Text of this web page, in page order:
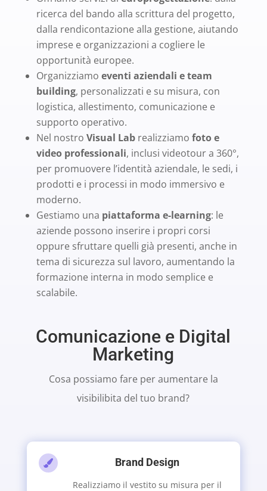
ricerca del bando alla scrittura del progetto,
dalla rendicontazione alla gestione, aiutando
imprese e organizzazioni a cogliere le
opportunità europee.
Organizziamo eventi aziendali e team
building, personalizzati e su misura, con
logistica, allestimento, comunicazione e
supporto operativo.
Nel nostro Visual Labrealizziamo foto e
video professionali, inclusi videotour a 360°,
per promuovere l’identità aziendale, le sedi, i
prodotti e i processi in modo immersivo e
moderno.
Gestiamo una piattaforma e-learning: le
aziende possono inserire i propri corsi
oppure sfruttare quelli già presenti, anche in
tema di sicurezza sul lavoro, aumentando la
formazione interna in modo semplice e
scalabile.
Comunicazione e Digital
Marketing
Cosa possiamo fare per aumentare la
visibilibita del tuo brand?
 Brand Design
Realizziamo il vestito su misura per il